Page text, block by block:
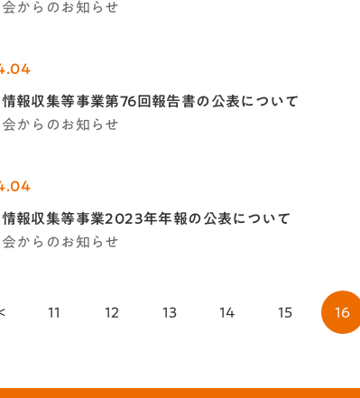
からのお知らせ
報収集等事業第76回報告書の公表について
からのお知らせ
報収集等事業2023年年報の公表について
からのお知らせ
11 12 13 14 15 16